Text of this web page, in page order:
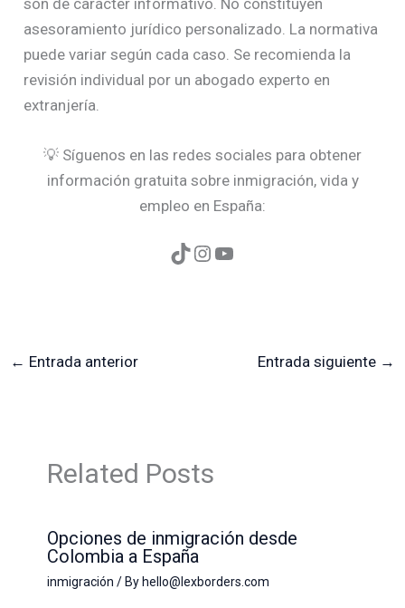
asesoramiento jurídico personalizado. La normativa
puede variar según cada caso. Se recomienda la
revisión individual por un abogado experto en
extranjería.
💡 Síguenos en las redes sociales para obtener
información gratuita sobre inmigración, vida y
empleo en España:
← Entrada anterior Entrada siguiente →
Related Posts
Opciones de inmigración desde
Colombia a España
inmigración / By hello@lexborders.com